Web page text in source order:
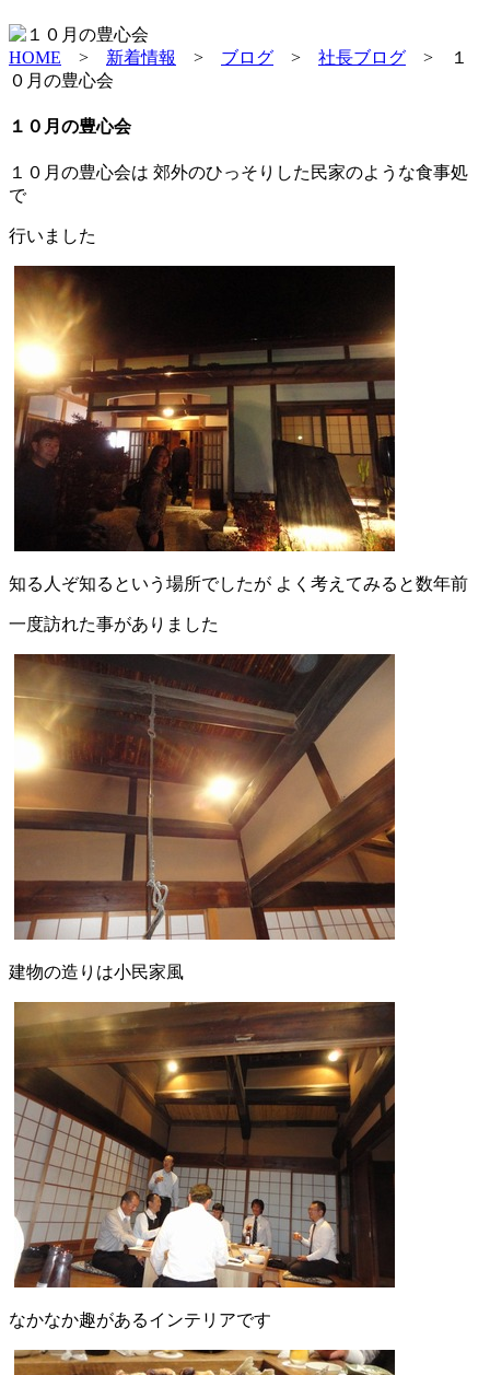
HOME > 新着情報 > ブログ > 社長ブログ >
１
０月の豊心会
１０月の豊心会
１０月の豊心会は 郊外のひっそりした民家のような食事処
で
行いました
知る人ぞ知るという場所でしたが よく考えてみると数年前
一度訪れた事がありました
建物の造りは小民家風
なかなか趣があるインテリアです